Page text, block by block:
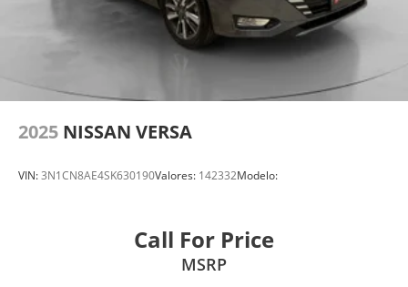
2025 NISSAN VERSA
VIN:3N1CN8AE4SK630190Valores: 142332Modelo:
Call For Price
MSRP